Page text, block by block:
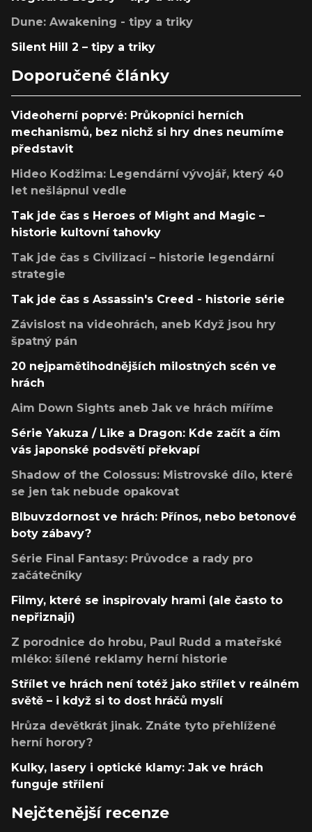
Dune: Awakening - tipy a triky
Silent Hill 2 – tipy a triky
Doporučené články
Videoherní poprvé: Průkopníci herních
mechanismů, bez nichž si hry dnes neumíme
představit
Hideo Kodžima: Legendární vývojář, který 40
let nešlápnul vedle
Tak jde čas s Heroes of Might and Magic –
historie kultovní tahovky
Tak jde čas s Civilizací – historie legendární
strategie
Tak jde čas s Assassin's Creed - historie série
Závislost na videohrách, aneb Když jsou hry
špatný pán
20 nejpamětihodnějších milostných scén ve
hrách
Aim Down Sights aneb Jak ve hrách míříme
Série Yakuza / Like a Dragon: Kde začít a čím
vás japonské podsvětí překvapí
Shadow of the Colossus: Mistrovské dílo, které
se jen tak nebude opakovat
Blbuvzdornost ve hrách: Přínos, nebo betonové
boty zábavy?
Série Final Fantasy: Průvodce a rady pro
začátečníky
Filmy, které se inspirovaly hrami (ale často to
nepřiznají)
Z porodnice do hrobu, Paul Rudd a mateřské
mléko: šílené reklamy herní historie
Střílet ve hrách není totéž jako střílet v reálném
světě – i když si to dost hráčů myslí
Hrůza devětkrát jinak. Znáte tyto přehlížené
herní horory?
Kulky, lasery i optické klamy: Jak ve hrách
funguje střílení
Nejčtenější recenze